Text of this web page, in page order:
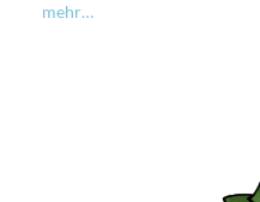
mehr…